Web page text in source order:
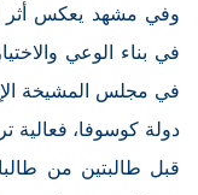
وفي مشهد يعكس أثر
في بناء الوعي
في مجلس المشيخة
دولة كوسوفا، فعالية
قبل طالبتين من